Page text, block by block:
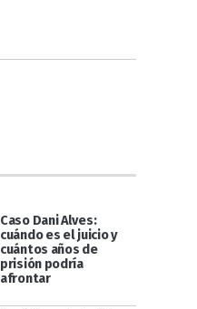
Caso Dani Alves:
cuándo es el juicio y
cuántos años de
prisión podría
afrontar